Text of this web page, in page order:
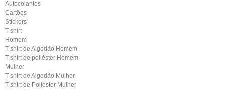
Autocolantes
Cartões
Stickers
T-shirt
Homem
T-shirt de Algodão Homem
T-shirt de poliéster Homem
Mulher
T-shirt de Algodão Mulher
T-shirt de Poliéster Mulher